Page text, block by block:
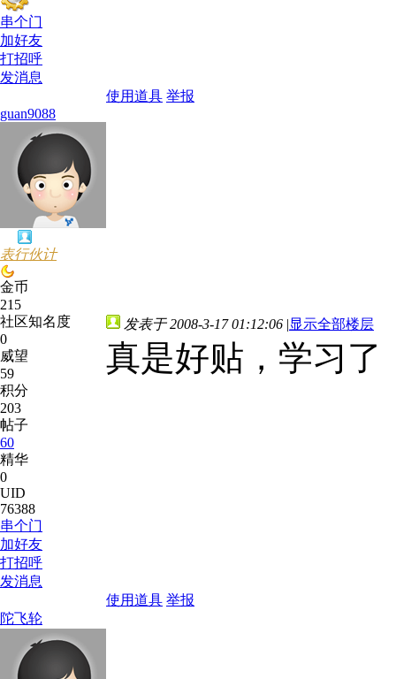
串个门
加好友
打招呼
发消息
使用道具 举报
guan9088
表行伙计
金币
215
社区知名度
0
威望
59
积分
203
帖子
60
精华
0
UID
76388
串个门
加好友
打招呼
发消息
发表于 2008-3-17 01:12:06 |显示全部楼层
真是好贴，学习了
使用道具 举报
陀飞轮